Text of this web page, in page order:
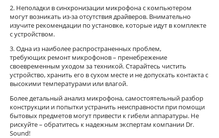
2. Неполадки в синхронизации микрофона с компьютером
могут возникать из-за отсутствия драйверов. Внимательно
изучите рекомендации по установке, которые идут в комплекте
с устройством.
3. Одна из наиболее распространенных проблем,
требующих ремонт микрофонов – пренебрежение
своевременным уходом за техникой. Старайтесь чистить
устройство, хранить его в сухом месте и не допускать контакта с
высокими температурами или влагой.
Более детальный анализ микрофона, самостоятельный разбор
конструкции и попытки устранить неисправности при помощи
бытовых предметов могут привести к гибели аппаратуры. Не
рискуйте – обратитесь к надежным экспертам компании Dr.
Sound!